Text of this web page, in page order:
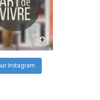
Instagram